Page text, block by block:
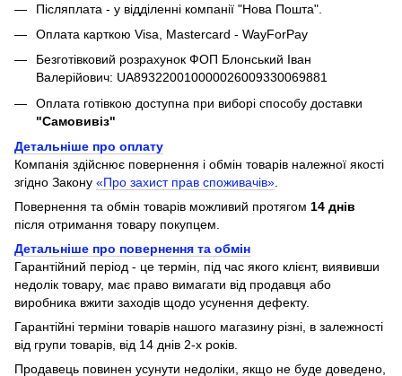
Післяплата - у відділенні компанії "Нова Пошта".
Оплата карткою Visa, Mastercard - WayForPay
Безготівковий розрахунок ФОП Блонський Іван
Валерійович: UA893220010000026009330069881
Оплата готівкою доступна при виборі способу доставки
"Самовивіз"
Детальніше про оплату
Компанія здійснює повернення і обмін товарів належної якості
згідно Закону «Про захист прав споживачів».
Повернення та обмін товарів можливий протягом 14 днів
після отримання товару покупцем.
Детальніше про повернення та обмін
Гарантійний період - це термін, під час якого клієнт, виявивши
недолік товару, має право вимагати від продавця або
виробника вжити заходів щодо усунення дефекту.
Гарантійні терміни товарів нашого магазину різні, в залежності
від групи товарів, від 14 днів 2-х років.
Продавець повинен усунути недоліки, якщо не буде доведено,